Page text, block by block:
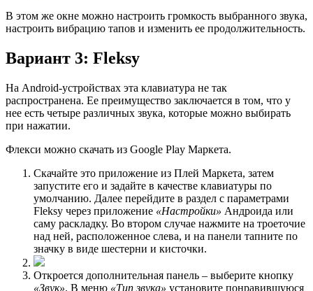
В этом же окне можно настроить громкость выбранного звука,
настроить вибрацию тапов и изменить ее продолжительность.
Вариант 3: Fleksy
На Android-устройствах эта клавиатура не так
распространена. Ее преимущество заключается в том, что у
нее есть четыре различных звука, которые можно выбирать
при нажатии.
Флекси можно скачать из Google Play Маркета.
Скачайте это приложение из Плей Маркета, затем
запустите его и задайте в качестве клавиатуры по
умолчанию. Далее перейдите в раздел с параметрами
Fleksy через приложение «Настройки» Андроида или
саму раскладку. Во втором случае нажмите на троеточие
над ней, расположенное слева, и на панели тапните по
значку в виде шестерни и кисточки.
Откроется дополнительная панель – выберите кнопку
«Звук». В меню «Тип звука» установите понравившуюся